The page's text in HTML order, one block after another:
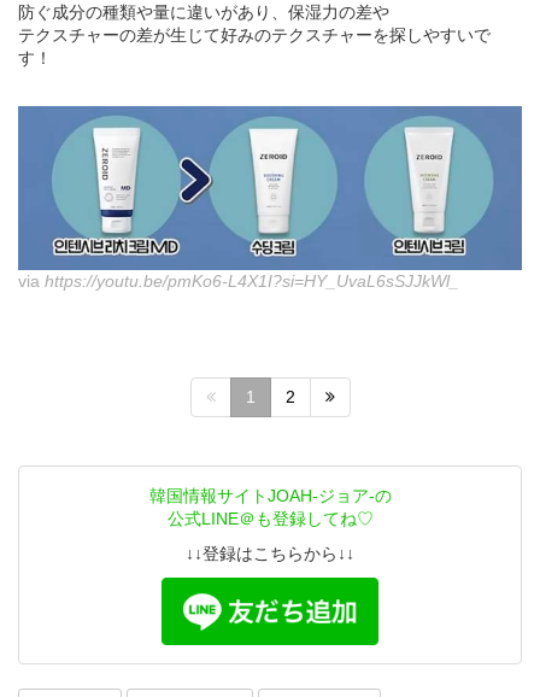
防ぐ成分の種類や量に違いがあり、保湿力の差や
テクスチャーの差が生じて好みのテクスチャーを探しやすいで
す！
via https://youtu.be/pmKo6-L4X1I?si=HY_UvaL6sSJJkWl_
1 2
韓国情報サイトJOAH-ジョア-の
公式LINE＠も登録してね♡
↓↓登録はこちらから↓↓